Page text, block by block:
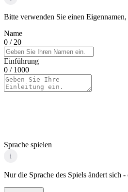
Bitte verwenden Sie einen
Name
0 / 20
Einführung
0 / 1000
Sprache spielen
i
Nur die Sprache des Spiels ändert sich